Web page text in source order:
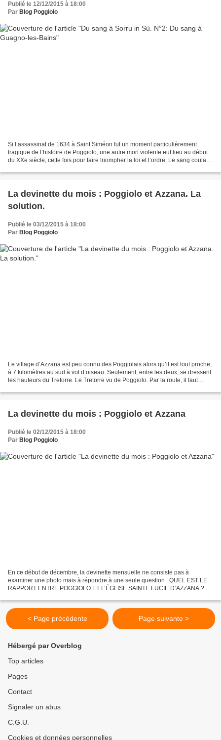
Publié le 12/12/2015 à 18:00
Par Blog Poggiolo
Si l’assassinat de 1634 à Saint Siméon fut un moment particulièrement
tragique de l’histoire de Poggiolo, une autre mort violente eut lieu au début
du XXe siècle, cette fois pour faire triompher la loi et l’ordre. Le sang coula
La devinette du mois : Poggiolo et Azzana. La
solution.
Publié le 03/12/2015 à 18:00
Par Blog Poggiolo
Le village d’Azzana est peu connu des Poggiolais alors qu’il est tout proche,
à 7 kilomètres au sud à vol d’oiseau. Seulement, entre les deux, se dressent
les hauteurs du Tretorre. Le Tretorre vu de Poggiolo. Par la route, il faut
La devinette du mois : Poggiolo et Azzana
Publié le 02/12/2015 à 18:00
Par Blog Poggiolo
En ce début de décembre, la devinette mensuelle ne consiste pas à
examiner une photo mais à répondre à une seule question : QUEL EST LE
RAPPORT ENTRE POGGIOLO ET L’ÉGLISE SAINTE LUCIE D’AZZANA ? La
< Page précédente Page suivante >
Hébergé par Overblog
Top articles
Pages
Contact
Signaler un abus
C.G.U.
Cookies et données personnelles